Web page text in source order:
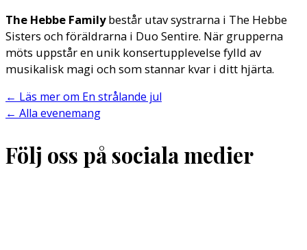
The Hebbe Familybestår utav systrarna i The Hebbe
Sisters och föräldrarna i Duo Sentire. När grupperna
möts uppstår en unik konsertupplevelse fylld av
musikalisk magi och som stannar kvar i ditt hjärta.
← Läs mer om En strålande jul
← Alla evenemang
Följ oss på sociala medier